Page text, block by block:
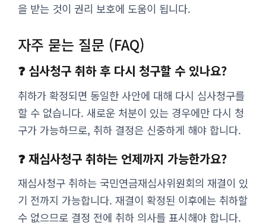
을 받는 것이 권리 보호에 도움이 됩니다.
자주 묻는 질문 (FAQ)
❓ 심사청구 취하 후 다시 청구할 수 있나요?
취하가 확정되면 동일한 사안에 대해 다시 심사청구를
할 수 없습니다. 새로운 처분이 있는 경우에만 다시 청
구가 가능하므로, 취하 결정은 신중하게 해야 합니다.
❓ 재심사청구 취하는 언제까지 가능한가요?
재심사청구 취하는 국민연금재심사위원회의 재결이 있
기 전까지 가능합니다. 재결이 확정된 이후에는 취하할
수 없으므로 결정 전에 취하 의사를 표시해야 합니다.